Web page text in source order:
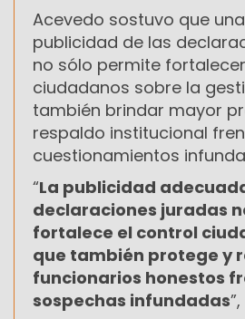
Acevedo sostuvo que
publicidad de las
no sólo permite
ciudadanos sobre la
también brindar mayor
respaldo institucional
cuestionamientos
“La publicidad
declaraciones juradas
fortalece el control
que también protege y
funcionarios honestos
sospechas infundadas